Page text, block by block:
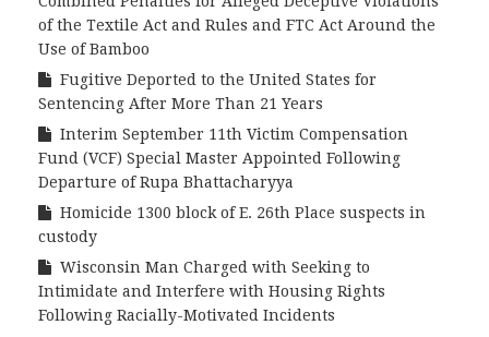
of the Textile Act and Rules and FTC Act Around the
Use of Bamboo
Fugitive Deported to the United States for
Sentencing After More Than 21 Years
Interim September 11th Victim Compensation
Fund (VCF) Special Master Appointed Following
Departure of Rupa Bhattacharyya
Homicide 1300 block of E. 26th Place suspects in
custody
Wisconsin Man Charged with Seeking to
Intimidate and Interfere with Housing Rights
Following Racially-Motivated Incidents